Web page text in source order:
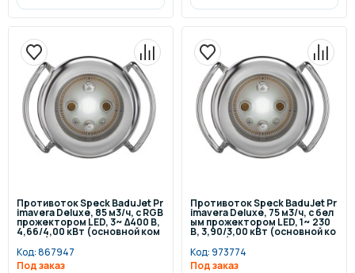
Противоток Speck BaduJet Pr
imavera Deluxe, 85 м3/ч, с RGB
прожектором LED, 3~ ∆400 В,
4,66/4,00 кВт (основной ком
плект)
Код:867947
Под заказ
Противоток Speck BaduJet Pr
imavera Deluxe, 75 м3/ч, с бел
ым прожектором LED, 1~ 230
В, 3,90/3,00 кВт (основной ко
мплект)
Код:973774
Под заказ